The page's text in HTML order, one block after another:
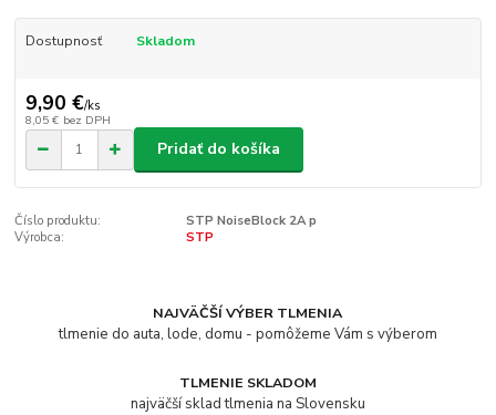
Dostupnosť Skladom
9,90 €/ks
8,05 € bez DPH
Pridať do košíka
Číslo produktu:
STP NoiseBlock 2A p
Výrobca:
STP
NAJVÄČŠÍ VÝBER TLMENIA
tlmenie do auta, lode, domu - pomôžeme Vám s výberom
TLMENIE SKLADOM
najväčší sklad tlmenia na Slovensku